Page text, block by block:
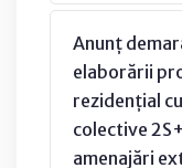
Anunț
elaborării
rezidențial
colective
amenajări